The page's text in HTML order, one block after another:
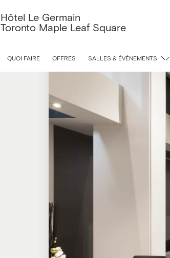
Hôtel Le Germain
Toronto Maple Leaf Square
QUOI FAIRE OFFRES SALLES & ÉVÉNEMENTS